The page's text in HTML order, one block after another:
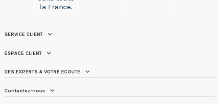
la France.
SERVICE CLIENT
ESPACE CLIENT
DES EXPERTS A VOTRE ECOUTE
Contactez-nous